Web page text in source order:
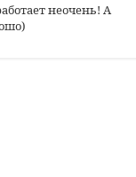
неочень! А